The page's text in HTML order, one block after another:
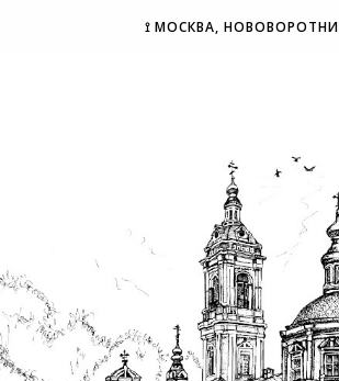
⟟ МОСКВА,